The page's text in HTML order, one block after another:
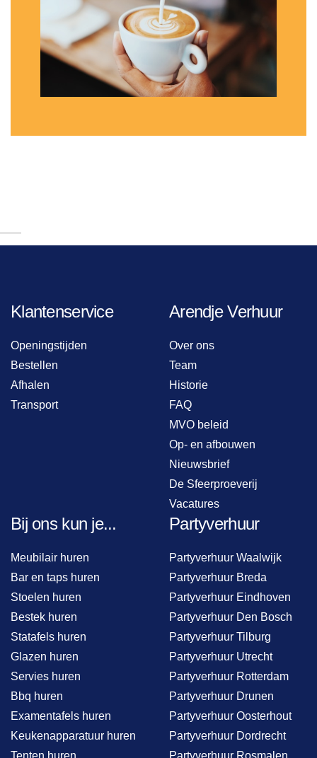
Klantenservice
Openingstijden
Bestellen
Afhalen
Transport
Arendje Verhuur
Over ons
Team
Historie
FAQ
MVO beleid
Op- en afbouwen
Nieuwsbrief
De Sfeerproeverij
Vacatures
Bij ons kun je...
Meubilair huren
Bar en taps huren
Stoelen huren
Bestek huren
Statafels huren
Glazen huren
Servies huren
Bbq huren
Examentafels huren
Keukenapparatuur huren
Tenten huren
Partyverhuur
Partyverhuur Waalwijk
Partyverhuur Breda
Partyverhuur Eindhoven
Partyverhuur Den Bosch
Partyverhuur Tilburg
Partyverhuur Utrecht
Partyverhuur Rotterdam
Partyverhuur Drunen
Partyverhuur Oosterhout
Partyverhuur Dordrecht
Partyverhuur Rosmalen